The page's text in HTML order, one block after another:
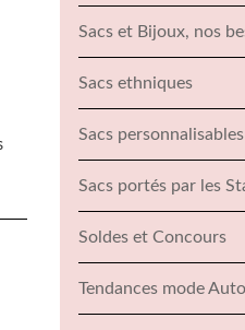
Sacs et Bijoux, nos
Sacs ethniques
Sacs personnalisables
Sacs portés par les
Soldes et Concours
Tendances mode